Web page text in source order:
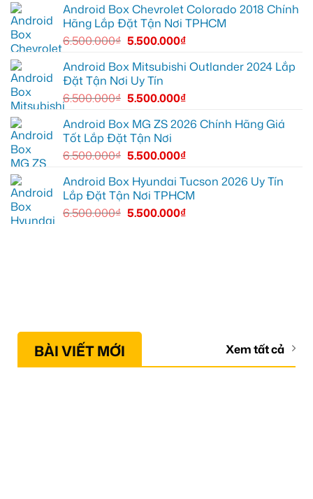
tiện
ích
Everest
tại
Thủ
Đức
cần
ánh
sáng
tốt
hơn
Android Box Chevrolet Colorado 2018 Chính
Hãng Lắp Đặt Tận Nơi TPHCM
6.500.000₫ 5.500.000₫
Android Box Mitsubishi Outlander 2024 Lắp
Đặt Tận Nơi Uy Tín
6.500.000₫ 5.500.000₫
Android Box MG ZS 2026 Chính Hãng Giá
Tốt Lắp Đặt Tận Nơi
6.500.000₫ 5.500.000₫
Android Box Hyundai Tucson 2026 Uy Tín
Lắp Đặt Tận Nơi TPHCM
6.500.000₫ 5.500.000₫
BÀI VIẾT MỚI Xem tất cả